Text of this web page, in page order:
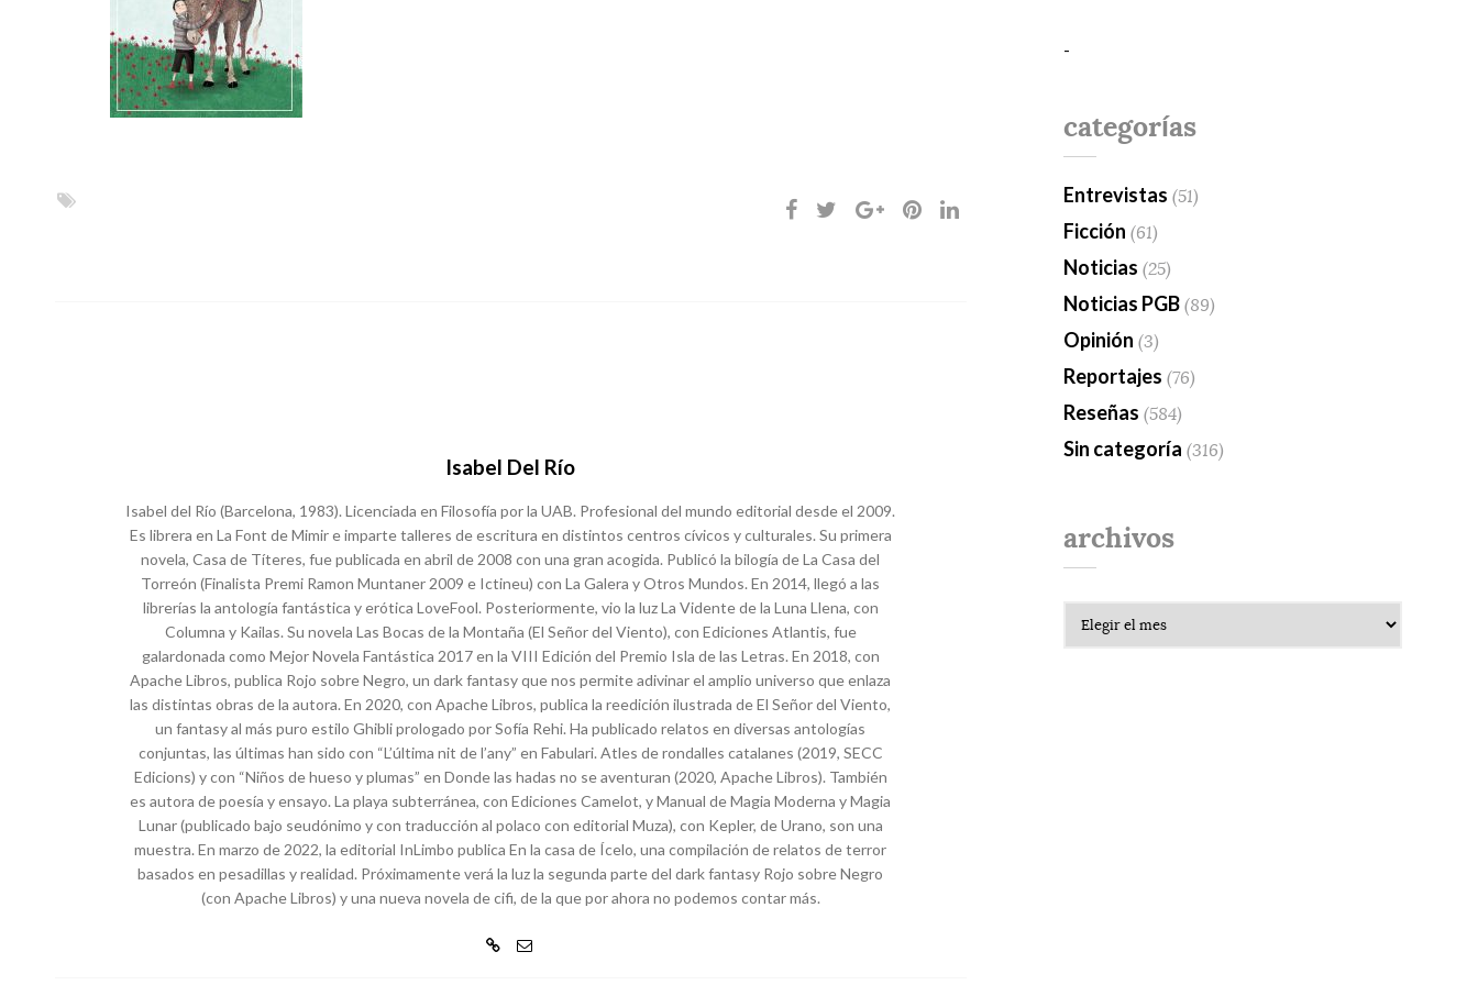
Isabel Del Río
Isabel del Río (Barcelona, 1983). Licenciada en Filosofía por la UAB. Profesional del mundo editorial desde el 2009.
Es librera en La Font de Mimir e imparte talleres de escritura en distintos centros cívicos y culturales. Su primera
novela, Casa de Títeres, fue publicada en abril de 2008 con una gran acogida. Publicó la bilogía de La Casa del
Torreón (Finalista Premi Ramon Muntaner 2009 e Ictineu) con La Galera y Otros Mundos. En 2014, llegó a las
librerías la antología fantástica y erótica LoveFool. Posteriormente, vio la luz La Vidente de la Luna Llena, con
Columna y Kailas. Su novela Las Bocas de la Montaña (El Señor del Viento), con Ediciones Atlantis, fue
galardonada como Mejor Novela Fantástica 2017 en la VIII Edición del Premio Isla de las Letras. En 2018, con
Apache Libros, publica Rojo sobre Negro, un dark fantasy que nos permite adivinar el amplio universo que enlaza
las distintas obras de la autora. En 2020, con Apache Libros, publica la reedición ilustrada de El Señor del Viento,
un fantasy al más puro estilo Ghibli prologado por Sofía Rehi. Ha publicado relatos en diversas antologías
conjuntas, las últimas han sido con “L’última nit de l’any” en Fabulari. Atles de rondalles catalanes (2019, SECC
Edicions) y con “Niños de hueso y plumas” en Donde las hadas no se aventuran (2020, Apache Libros). También
es autora de poesía y ensayo. La playa subterránea, con Ediciones Camelot, y Manual de Magia Moderna y Magia
Lunar (publicado bajo seudónimo y con traducción al polaco con editorial Muza), con Kepler, de Urano, son una
muestra. En marzo de 2022, la editorial InLimbo publica En la casa de Ícelo, una compilación de relatos de terror
basados en pesadillas y realidad. Próximamente verá la luz la segunda parte del dark fantasy Rojo sobre Negro
(con Apache Libros) y una nueva novela de cifi, de la que por ahora no podemos contar más.
-
categorías
Entrevistas (51)
Ficción (61)
Noticias (25)
Noticias PGB (89)
Opinión (3)
Reportajes (76)
Reseñas (584)
Sin categoría (316)
archivos